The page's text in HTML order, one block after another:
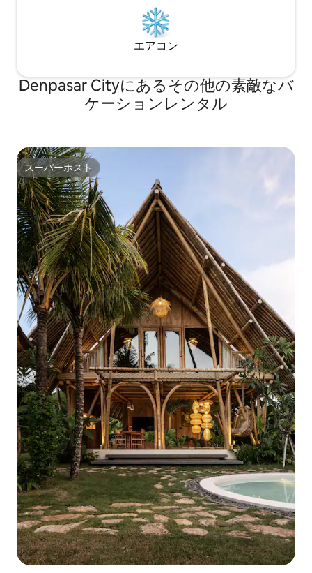
エアコン
Denpasar Cityにあるその他の素敵なバ
ケーションレンタル
スーパーホスト
スーパーホスト